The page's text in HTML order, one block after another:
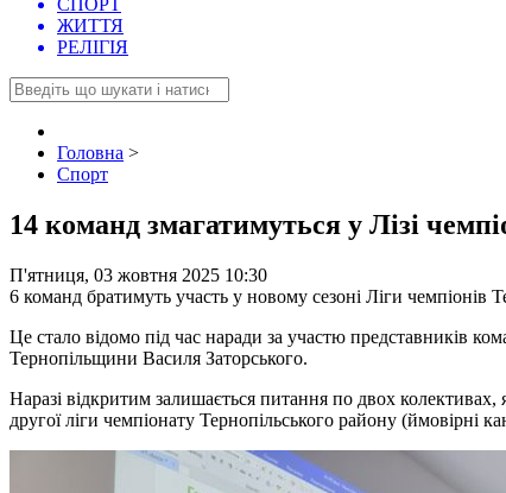
СПОРТ
ЖИТТЯ
РЕЛІГІЯ
Головна >
Спорт
14 команд змагатимуться у Лізі
П'ятниця, 03 жовтня 2025 10:30
6 команд братимуть участь у новому сезоні Ліги чемпіонів
Це стало відомо під час наради за участю представників
Тернопільщини Василя Заторського.
Наразі відкритим залишається питання по двох
другої ліги чемпіонату Тернопільського району